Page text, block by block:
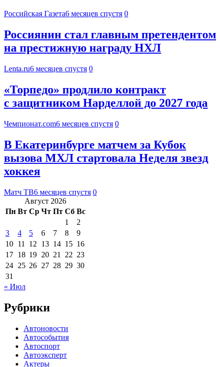
Российская Газета6 месяцев спустя 0
Россиянин стал главным претендентом
на престижную награду НХЛ
Lenta.ru6 месяцев спустя 0
«Торпедо» продлило контракт
с защитником Нарделлой до 2027 года
Чемпионат.com6 месяцев спустя 0
В Екатеринбурге матчем за Кубок
вызова МХЛ стартовала Неделя звезд
хоккея
Матч ТВ6 месяцев спустя 0
Август 2026
Пн Вт Ср Чт Пт Сб Вс
1
2
3
4 5 6 7 8
9
10 11 12 13 14 15 16
17 18 19 20 21 22 23
24 25 26 27 28 29 30
31
« Июл
Рубрики
Автоновости
Автособытия
Автоспорт
Автоэксперт
Актеры